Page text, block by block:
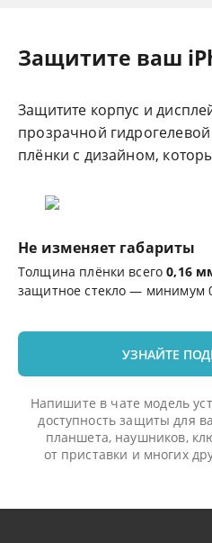
Защитите ваш
Защитите корпус и
прозрачной
плёнки с дизайном,
Не изменяет габариты
Толщина плёнки всего0,16
защитное стекло — минимум
УЗНАЙТЕ
Напишите в чате модель
доступность защиты для
планшета, наушников,
от приставки и многих